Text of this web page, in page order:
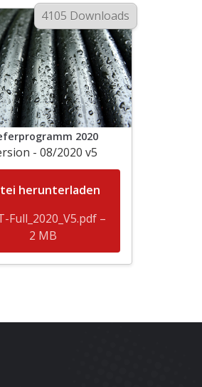
4105 Downloads
2020
- 08/2020 v5
herunterladen
Full_2020_V5.pdf –
2 MB